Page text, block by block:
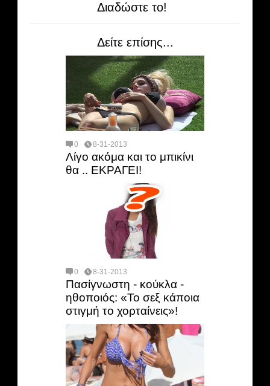
Διαδώστε το!
Δείτε επίσης...
0 8-31-2013
Λίγο ακόμα και το μπικίνι
θα .. ΕΚΡΑΓΕΙ!
0 8-31-2013
Πασίγνωστη - κούκλα -
ηθοποιός: «Το σεξ κάποια
στιγμή το χορταίνεις»!